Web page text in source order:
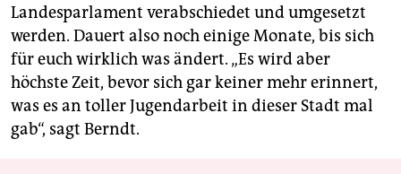
Landesparlament verabschiedet und umgesetzt
werden. Dauert also noch einige Monate, bis sich
für euch wirklich was ändert. „Es wird aber
höchste Zeit, bevor sich gar keiner mehr erinnert,
was es an toller Jugendarbeit in dieser Stadt mal
gab“, sagt Berndt.